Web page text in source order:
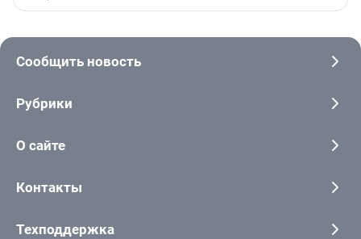
Сообщить новость
Рубрики
О сайте
Контакты
Техподдержка